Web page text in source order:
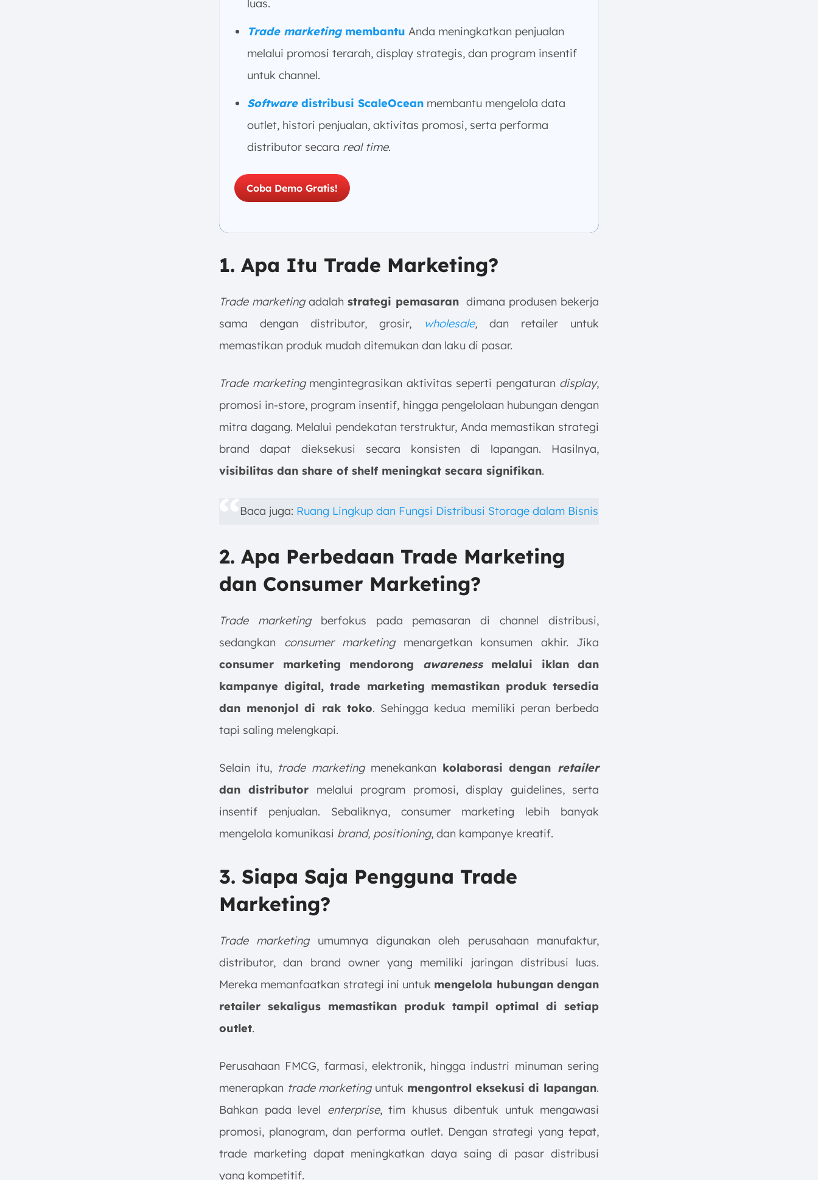
luas.
Trade marketingmembantu Anda meningkatkan penjualan
melalui promosi terarah, display strategis, dan program insentif
untuk channel.
Softwaredistribusi ScaleOcean membantu mengelola data
outlet, histori penjualan, aktivitas promosi, serta performa
distributor secara real time.
Coba Demo Gratis!
1. Apa Itu Trade Marketing?
Trade marketingadalah strategi pemasaran dimana produsen bekerja
sama dengan distributor, grosir,
wholesale,dan retailer untuk
memastikan produk mudah ditemukan dan laku di pasar.
Trade marketingmengintegrasikan aktivitas seperti pengaturan display,
promosi in-store, program insentif, hingga pengelolaan hubungan dengan
mitra dagang. Melalui pendekatan terstruktur, Anda memastikan strategi
brand dapat dieksekusi secara konsisten di lapangan. Hasilnya,
visibilitas dan share of shelf meningkat secara signifikan.
Baca juga: Ruang Lingkup dan Fungsi Distribusi Storage dalam Bisnis
2. Apa Perbedaan Trade Marketing
dan Consumer Marketing?
Trade marketingberfokus pada pemasaran di channel distribusi,
sedangkan consumer marketingmenargetkan konsumen akhir. Jika
consumer marketing mendorong awarenessmelalui iklan dan
kampanye digital, trade marketing memastikan produk tersedia
dan menonjol di rak toko. Sehingga kedua memiliki peran berbeda
tapi saling melengkapi.
Selain itu, trade marketingmenekankan kolaborasi dengan retailer
dan distributor melalui program promosi, display guidelines, serta
insentif penjualan. Sebaliknya, consumer marketing lebih banyak
mengelola komunikasi brand, positioning, dan kampanye kreatif.
3. Siapa Saja Pengguna Trade
Marketing?
Trade marketingumumnya digunakan oleh perusahaan manufaktur,
distributor, dan brand owner yang memiliki jaringan distribusi luas.
Mereka memanfaatkan strategi ini untuk mengelola hubungan dengan
retailer sekaligus memastikan produk tampil optimal di setiap
outlet.
Perusahaan FMCG, farmasi, elektronik, hingga industri minuman sering
menerapkan trade marketinguntuk mengontrol eksekusi di lapangan.
Bahkan pada level enterprise, tim khusus dibentuk untuk mengawasi
promosi, planogram, dan performa outlet. Dengan strategi yang tepat,
trade marketing dapat meningkatkan daya saing di pasar distribusi
yang kompetitif.